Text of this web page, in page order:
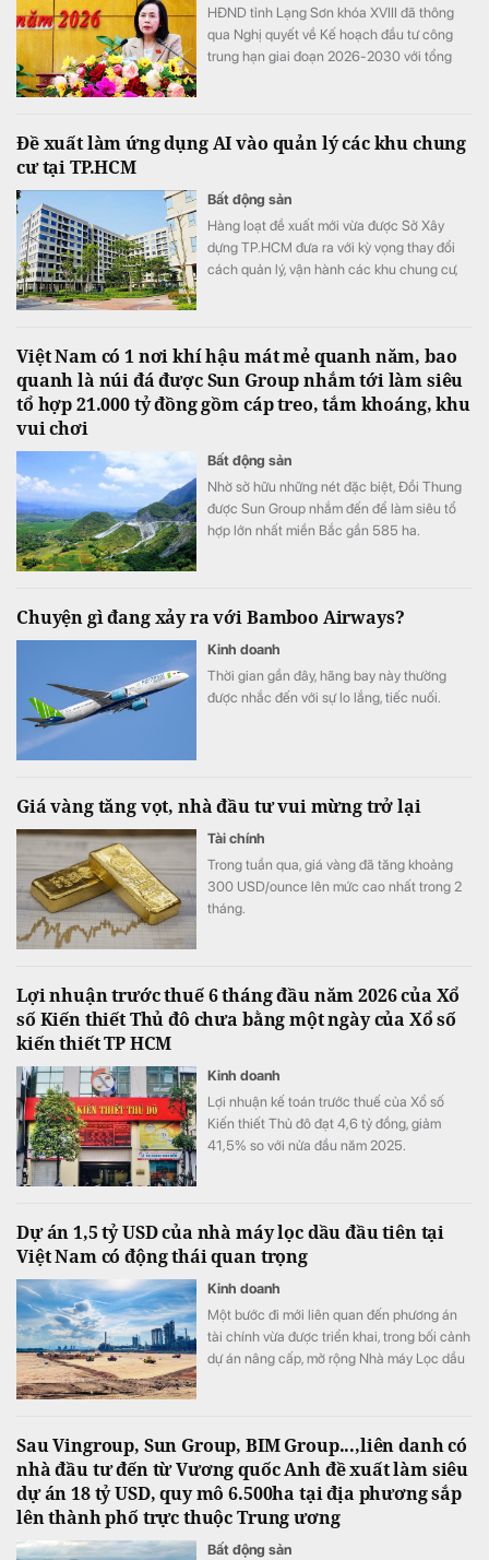
HĐND tỉnh Lạng Sơn khóa XVIII đã thông
qua Nghị quyết về Kế hoạch đầu tư công
trung hạn giai đoạn 2026-2030 với tổng
trên địa bàn tỉnh.
Đề xuất làm ứng dụng AI vào quản lý các khu chung
cư tại TP.HCM
Bất động sản
Hàng loạt đề xuất mới vừa được Sở Xây
dựng TP.HCM đưa ra với kỳ vọng thay đổi
cách quản lý, vận hành các khu chung cư,
Việt Nam có 1 nơi khí hậu mát mẻ quanh năm, bao
quanh là núi đá được Sun Group nhắm tới làm siêu
tổ hợp 21.000 tỷ đồng gồm cáp treo, tắm khoáng, khu
vui chơi
Bất động sản
Nhờ sở hữu những nét đặc biệt, Đồi Thung
được Sun Group nhắm đến để làm siêu tổ
hợp lớn nhất miền Bắc gần 585 ha.
Chuyện gì đang xảy ra với Bamboo Airways?
Kinh doanh
Thời gian gần đây, hãng bay này thường
được nhắc đến với sự lo lắng, tiếc nuối.
Giá vàng tăng vọt, nhà đầu tư vui mừng trở lại
Tài chính
Trong tuần qua, giá vàng đã tăng khoảng
300 USD/ounce lên mức cao nhất trong 2
tháng.
Lợi nhuận trước thuế 6 tháng đầu năm 2026 của Xổ
số Kiến thiết Thủ đô chưa bằng một ngày của Xổ số
kiến thiết TP HCM
Kinh doanh
Lợi nhuận kế toán trước thuế của Xổ số
Kiến thiết Thủ đô đạt 4,6 tỷ đồng, giảm
41,5% so với nửa đầu năm 2025.
Dự án 1,5 tỷ USD của nhà máy lọc dầu đầu tiên tại
Việt Nam có động thái quan trọng
Kinh doanh
Một bước đi mới liên quan đến phương án
tài chính vừa được triển khai, trong bối cảnh
dự án nâng cấp, mở rộng Nhà máy Lọc dầu
Sau Vingroup, Sun Group, BIM Group...,liên danh có
nhà đầu tư đến từ Vương quốc Anh đề xuất làm siêu
dự án 18 tỷ USD, quy mô 6.500ha tại địa phương sắp
lên thành phố trực thuộc Trung ương
Bất động sản